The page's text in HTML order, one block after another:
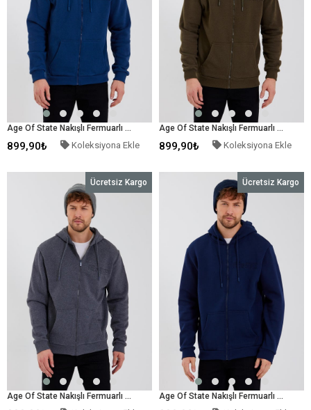
Age Of State Nakışlı Fermuarlı 3 İplik Sweatshirt İndigo
899,90₺ Koleksiyona Ekle
Age Of State Nakışlı Fermuarlı 3 İplik Sweatshirt Haki
899,90₺ Koleksiyona Ekle
Age Of State Nakışlı Fermuarlı 3 İplik Sweatshirt Antrasit
Ücretsiz Kargo
Age Of State Nakışlı Fermuarlı 3 İplik Sweatshirt Lacivert
Ücretsiz Kargo